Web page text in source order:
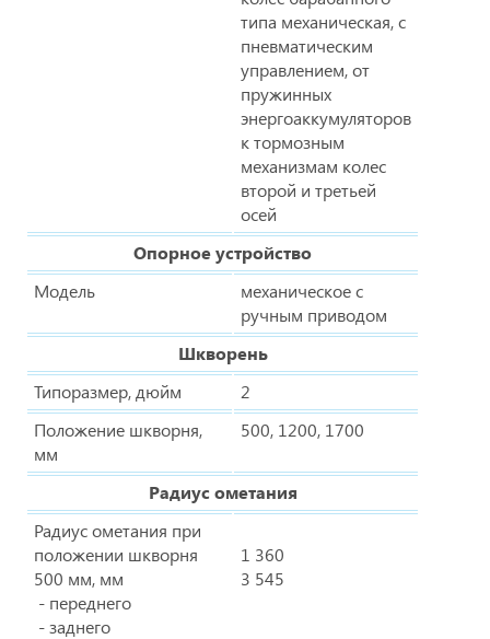
типа механическая, с
пневматическим
управлением, от
пружинных
энергоаккумуляторов
к тормозным
механизмам колес
второй и третьей
осей
Опорное устройство
Модель
механическое с
ручным приводом
Шкворень
Типоразмер, дюйм
2
Положение шкворня,
мм
500, 1200, 1700
Радиус ометания
Радиус ометания при
положении шкворня
500 мм, мм
- переднего
- заднего
1 360
3 545